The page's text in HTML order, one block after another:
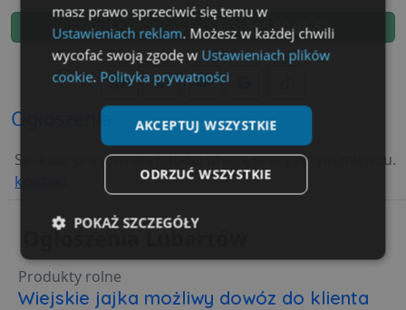
Zgłoś temat. Wyślij SMS:505 80 95 52
Ogłoszenia
Szukasz pracownika? dodaj ofertę pracy w tym miejscu.
kontakt
Ogłoszenia Lubartów
Produkty rolne
Wiejskie jajka możliwy dowóz do klienta
masz prawo sprzeciwić się temu w
Ustawieniach reklam. Możesz w każdej chwili
wycofać swoją zgodę w Ustawieniach plików
cookie. Polityka prywatności
AKCEPTUJ WSZYSTKIE
ODRZUĆ WSZYSTKIE
POKAŻ SZCZEGÓŁY
Niezbędne Wydajność Targetowanie